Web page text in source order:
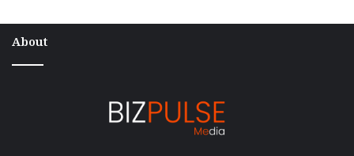
About